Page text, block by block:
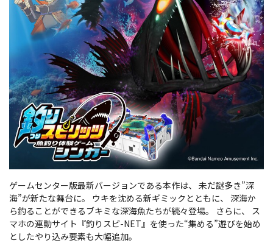
ゲームセンター版最新バージョンである本作は、 未だ謎多き”深
海”が新たな舞台に。 ウキを沈める新ギミックとともに、 深海か
ら釣ることができるブキミな深海魚たちが続々登場。 さらに、 ス
マホの連動サイト『釣りスピ-NET』を使った“集める”遊びを始め
としたやり込み要素も大幅追加。